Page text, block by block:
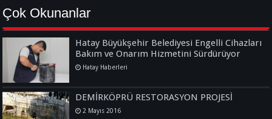
Çok Okunanlar
Hatay Büyükşehir Belediyesi Engelli Cihazları
Bakım ve Onarım Hizmetini Sürdürüyor
Hatay Haberleri
DEMİRKÖPRÜ RESTORASYON PROJESİ
2 Mayıs 2016